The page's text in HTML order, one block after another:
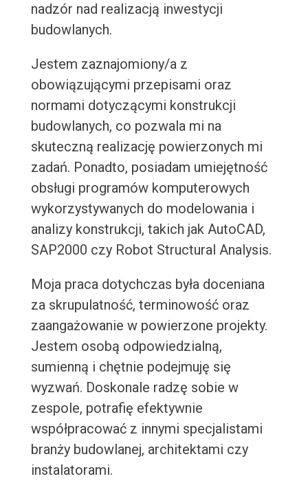
nadzór nad realizacją inwestycji
budowlanych.
Jestem zaznajomiony/a z
obowiązującymi przepisami oraz
normami dotyczącymi konstrukcji
budowlanych, co pozwala mi na
skuteczną realizację powierzonych mi
zadań. Ponadto, posiadam umiejętność
obsługi programów komputerowych
wykorzystywanych do modelowania i
analizy konstrukcji, takich jak AutoCAD,
SAP2000 czy Robot Structural Analysis.
Moja praca dotychczas była doceniana
za skrupulatność, terminowość oraz
zaangażowanie w powierzone projekty.
Jestem osobą odpowiedzialną,
sumienną i chętnie podejmuję się
wyzwań. Doskonale radzę sobie w
zespole, potrafię efektywnie
współpracować z innymi specjalistami
branży budowlanej, architektami czy
instalatorami.